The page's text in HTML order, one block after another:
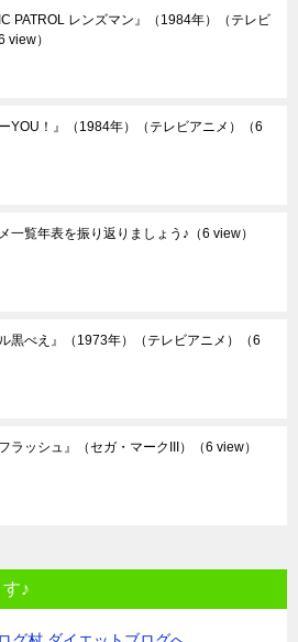
PATROL レンズマン』（1984年）（テレビ
6 view）
YOU！』（1984年）（テレビアニメ）
（6
一覧年表を振り返りましょう♪ （6 view）
黒べえ』（1973年）（テレビアニメ）
（6
ラッシュ』（セガ・マークIII） （6 view）
♪